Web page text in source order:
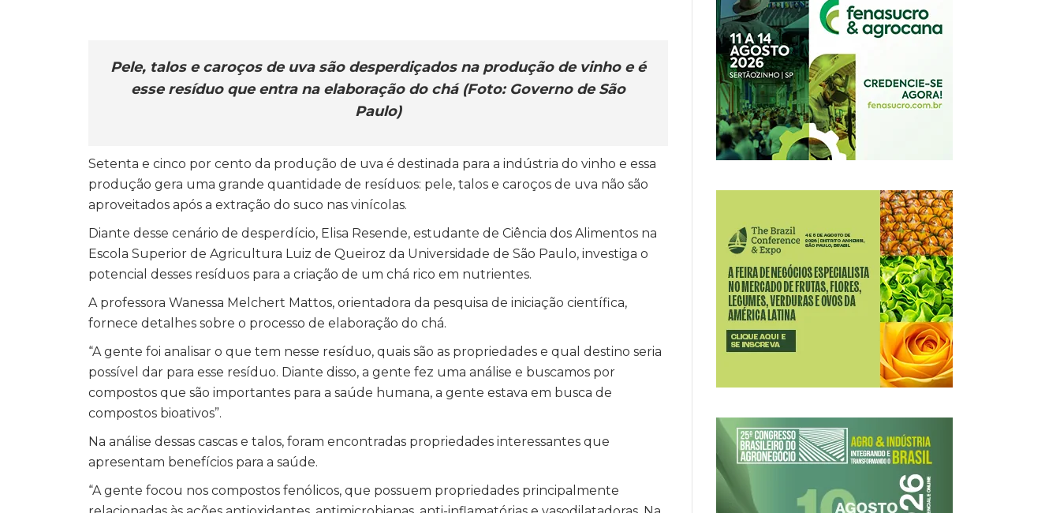
Pele, talos e caroços de uva são desperdiçados na produção de vinho e é
esse resíduo que entra na elaboração do chá (Foto: Governo de São
Paulo)
Setenta e cinco por cento da produção de uva é destinada para a indústria do vinho e essa
produção gera uma grande quantidade de resíduos: pele, talos e caroços de uva não são
aproveitados após a extração do suco nas vinícolas.
Diante desse cenário de desperdício, Elisa Resende, estudante de Ciência dos Alimentos na
Escola Superior de Agricultura Luiz de Queiroz da Universidade de São Paulo, investiga o
potencial desses resíduos para a criação de um chá rico em nutrientes.
A professora Wanessa Melchert Mattos, orientadora da pesquisa de iniciação científica,
fornece detalhes sobre o processo de elaboração do chá.
“A gente foi analisar o que tem nesse resíduo, quais são as propriedades e qual destino seria
possível dar para esse resíduo. Diante disso, a gente fez uma análise e buscamos por
compostos que são importantes para a saúde humana, a gente estava em busca de
compostos bioativos”.
Na análise dessas cascas e talos, foram encontradas propriedades interessantes que
apresentam benefícios para a saúde.
“A gente focou nos compostos fenólicos, que possuem propriedades principalmente